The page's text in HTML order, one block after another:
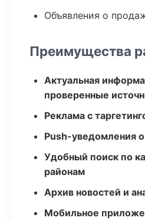
Объявления о
Преимущества
Актуальная
проверенные
Реклама с
Push-уведомления
Удобный поиск по
районам
Архив новостей и
Мобильное